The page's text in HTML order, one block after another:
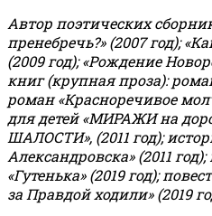
Автор поэтических
пренебречь?» (2007 год);
(2009 год); «Рождение
книг (крупная проза):
роман «Красноречивое
для детей «МИРАЖИ на
ШАЛОСТИ», (2011 год);
Александровска» (2011
«Гутенька» (2019 год);
за Правдой ходили» (2019